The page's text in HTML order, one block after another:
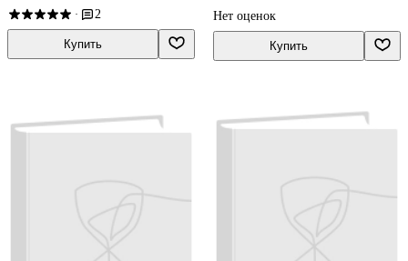
· 2
Купить
Нет оценок
Купить